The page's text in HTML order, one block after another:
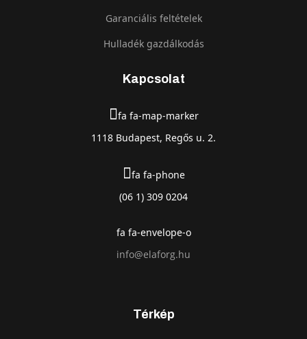
Garanciális feltételek
Hulladék gazdálkodás
Kapcsolat
fa fa-map-marker
1118 Budapest, Regős u. 2.
fa fa-phone
(06 1) 309 0204
fa fa-envelope-o
info@elaforg.hu
Térkép